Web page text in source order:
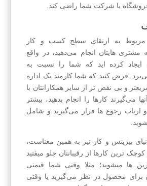
یا شرکت شما راضی کند.
به ارتقای سطح کسب و کار
هایتان انجام می‌دهید، در واقع
ایجاد کرده اید که شما را نسبت به
می‌برد. فرض کنید که شما کارمند یک اداره
و بی نقص تر از سایر همکارانتان با
می‌گیرند کارها را انجام بدهید، بیشتر
ارباب رجوع ها قرار می‌گیرید و شامل
بیزینس و کار نیز به همین معناست،
ترین کارها از رقیبانتان جلو میفتید
ها میشوید؛ مثلا وقتی شما قیمتی
برای محصول در نظر می‌گیرید یا وقتی